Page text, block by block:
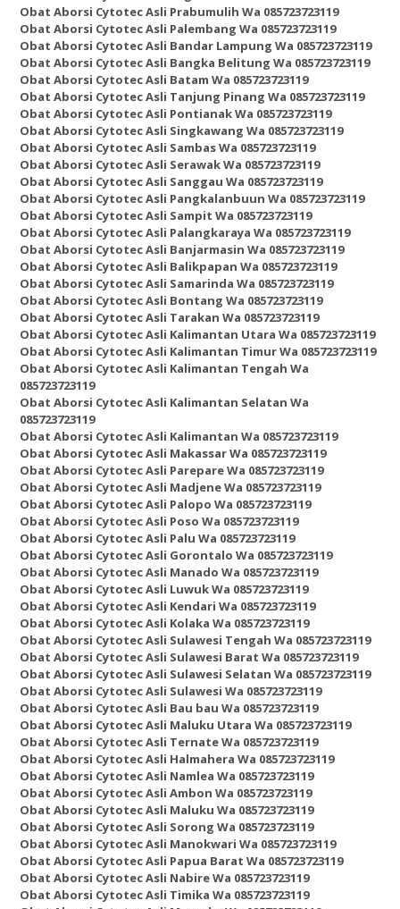
Obat Aborsi Cytotec Asli Prabumulih Wa 085723723119
Obat Aborsi Cytotec Asli Palembang Wa 085723723119
Obat Aborsi Cytotec Asli Bandar Lampung Wa 085723723119
Obat Aborsi Cytotec Asli Bangka Belitung Wa 085723723119
Obat Aborsi Cytotec Asli Batam Wa 085723723119
Obat Aborsi Cytotec Asli Tanjung Pinang Wa 085723723119
Obat Aborsi Cytotec Asli Pontianak Wa 085723723119
Obat Aborsi Cytotec Asli Singkawang Wa 085723723119
Obat Aborsi Cytotec Asli Sambas Wa 085723723119
Obat Aborsi Cytotec Asli Serawak Wa 085723723119
Obat Aborsi Cytotec Asli Sanggau Wa 085723723119
Obat Aborsi Cytotec Asli Pangkalanbuun Wa 085723723119
Obat Aborsi Cytotec Asli Sampit Wa 085723723119
Obat Aborsi Cytotec Asli Palangkaraya Wa 085723723119
Obat Aborsi Cytotec Asli Banjarmasin Wa 085723723119
Obat Aborsi Cytotec Asli Balikpapan Wa 085723723119
Obat Aborsi Cytotec Asli Samarinda Wa 085723723119
Obat Aborsi Cytotec Asli Bontang Wa 085723723119
Obat Aborsi Cytotec Asli Tarakan Wa 085723723119
Obat Aborsi Cytotec Asli Kalimantan Utara Wa 085723723119
Obat Aborsi Cytotec Asli Kalimantan Timur Wa 085723723119
Obat Aborsi Cytotec Asli Kalimantan Tengah Wa
085723723119
Obat Aborsi Cytotec Asli Kalimantan Selatan Wa
085723723119
Obat Aborsi Cytotec Asli Kalimantan Wa 085723723119
Obat Aborsi Cytotec Asli Makassar Wa 085723723119
Obat Aborsi Cytotec Asli Parepare Wa 085723723119
Obat Aborsi Cytotec Asli Madjene Wa 085723723119
Obat Aborsi Cytotec Asli Palopo Wa 085723723119
Obat Aborsi Cytotec Asli Poso Wa 085723723119
Obat Aborsi Cytotec Asli Palu Wa 085723723119
Obat Aborsi Cytotec Asli Gorontalo Wa 085723723119
Obat Aborsi Cytotec Asli Manado Wa 085723723119
Obat Aborsi Cytotec Asli Luwuk Wa 085723723119
Obat Aborsi Cytotec Asli Kendari Wa 085723723119
Obat Aborsi Cytotec Asli Kolaka Wa 085723723119
Obat Aborsi Cytotec Asli Sulawesi Tengah Wa 085723723119
Obat Aborsi Cytotec Asli Sulawesi Barat Wa 085723723119
Obat Aborsi Cytotec Asli Sulawesi Selatan Wa 085723723119
Obat Aborsi Cytotec Asli Sulawesi Wa 085723723119
Obat Aborsi Cytotec Asli Bau bau Wa 085723723119
Obat Aborsi Cytotec Asli Maluku Utara Wa 085723723119
Obat Aborsi Cytotec Asli Ternate Wa 085723723119
Obat Aborsi Cytotec Asli Halmahera Wa 085723723119
Obat Aborsi Cytotec Asli Namlea Wa 085723723119
Obat Aborsi Cytotec Asli Ambon Wa 085723723119
Obat Aborsi Cytotec Asli Maluku Wa 085723723119
Obat Aborsi Cytotec Asli Sorong Wa 085723723119
Obat Aborsi Cytotec Asli Manokwari Wa 085723723119
Obat Aborsi Cytotec Asli Papua Barat Wa 085723723119
Obat Aborsi Cytotec Asli Nabire Wa 085723723119
Obat Aborsi Cytotec Asli Timika Wa 085723723119